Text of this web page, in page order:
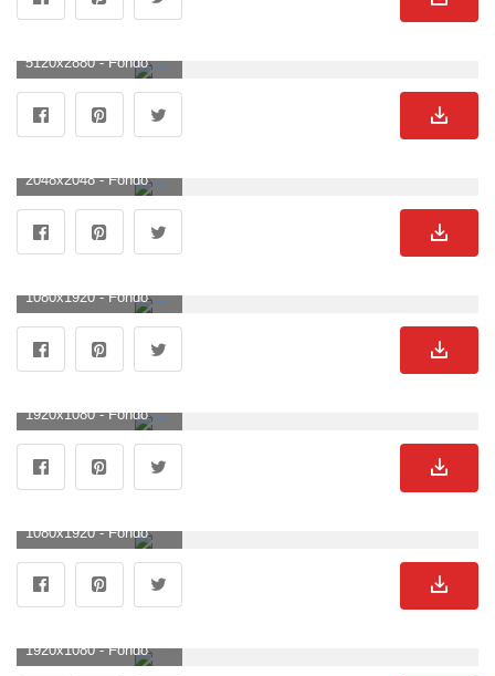
5120x2880 - Fondo de pantalla de 5120x2880. Wallpaper para escritorio de Avatar.
2048x2048 - Fondo de pantalla de 2048x2048. Imágen de Avatar.
1080x1920 - Fondo de pantalla de 1080x1920. Fondo de pantalla de Avatar.
1920x1080 - Fondo de pantalla de 1920x1080. Imágen HD 1080p de Avatar.
1080x1920 - Fondo de pantalla de 1080x1920. Fondo de pantalla de Avatar.
1920x1080 - Fondo de pantalla de 1920x1080. Fondo de pantalla HD 1080p de Avatar.